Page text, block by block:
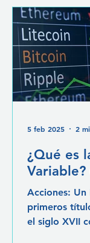
¿Qué es
Variable?
Acciones: Un
primeros
el siglo XVII
5 feb 2025 2